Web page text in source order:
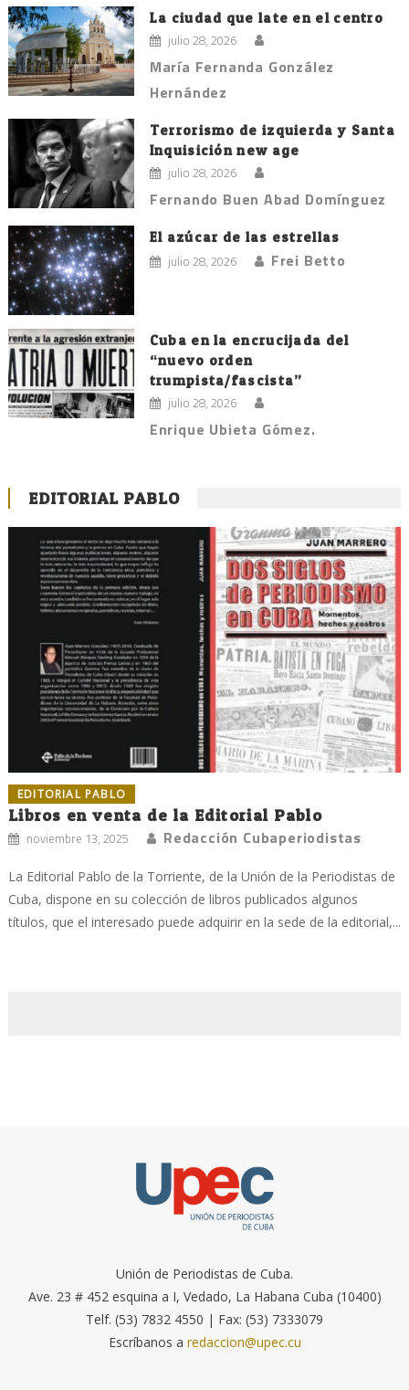
La ciudad que late en el centro
julio 28, 2026
María Fernanda González
Hernández
Terrorismo de izquierda y Santa
Inquisición new age
julio 28, 2026
Fernando Buen Abad Domínguez
El azúcar de las estrellas
julio 28, 2026 Frei Betto
Cuba en la encrucijada del
“nuevo orden
trumpista/fascista”
julio 28, 2026
Enrique Ubieta Gómez.
EDITORIAL PABLO
EDITORIAL PABLO
Libros en venta de la Editorial Pablo
noviembre 13, 2025 Redacción Cubaperiodistas
La Editorial Pablo de la Torriente, de la Unión de la Periodistas de
Cuba, dispone en su colección de libros publicados algunos
títulos, que el interesado puede adquirir en la sede de la editorial,...
Unión de Periodistas de Cuba.
Ave. 23 # 452 esquina a I, Vedado, La Habana Cuba (10400)
Telf. (53) 7832 4550 | Fax: (53) 7333079
Escríbanos a redaccion@upec.cu